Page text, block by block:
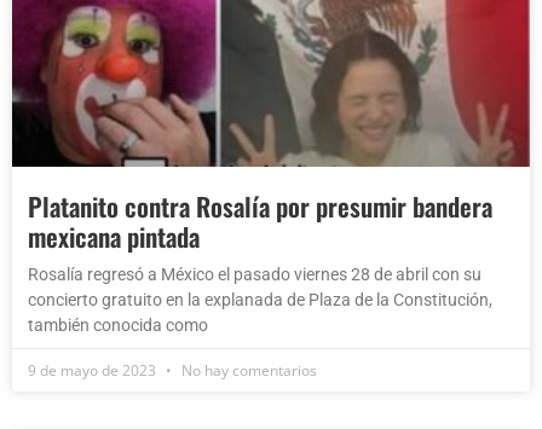
Platanito contra Rosalía por presumir bandera
mexicana pintada
Rosalía regresó a México el pasado viernes 28 de abril con su
concierto gratuito en la explanada de Plaza de la Constitución,
también conocida como
9 de mayo de 2023 No hay comentarios